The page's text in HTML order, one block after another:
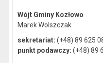
Wójt Gminy Kozłowo
Marek Wolszczak
sekretariat: (+48) 89 625
punkt podawczy: (+48) 89